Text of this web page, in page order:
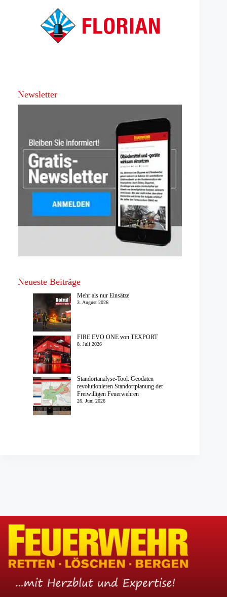
Newsletter
Neueste Beiträge
Mehr als nur Einsätze
3. August 2026
FIRE EVO ONE von TEXPORT
8. Juli 2026
Standortanalyse-Tool: Geodaten
revolutionieren Standortplanung der
Freiwilligen Feuerwehren
26. Juni 2026